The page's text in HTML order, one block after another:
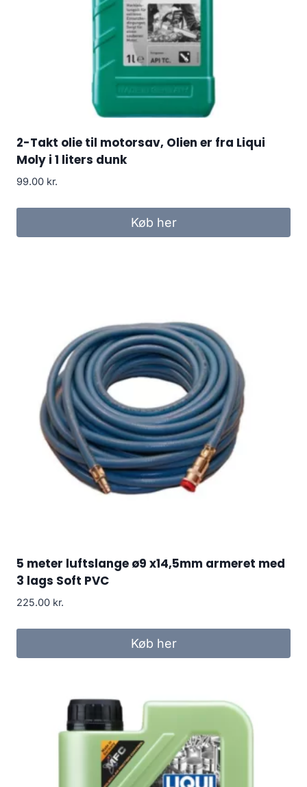
2-Takt olie til motorsav, Olien er fra Liqui
Moly i 1 liters dunk
99.00 kr.
Køb her
5 meter luftslange ø9 x14,5mm armeret med
3 lags Soft PVC
225.00 kr.
Køb her